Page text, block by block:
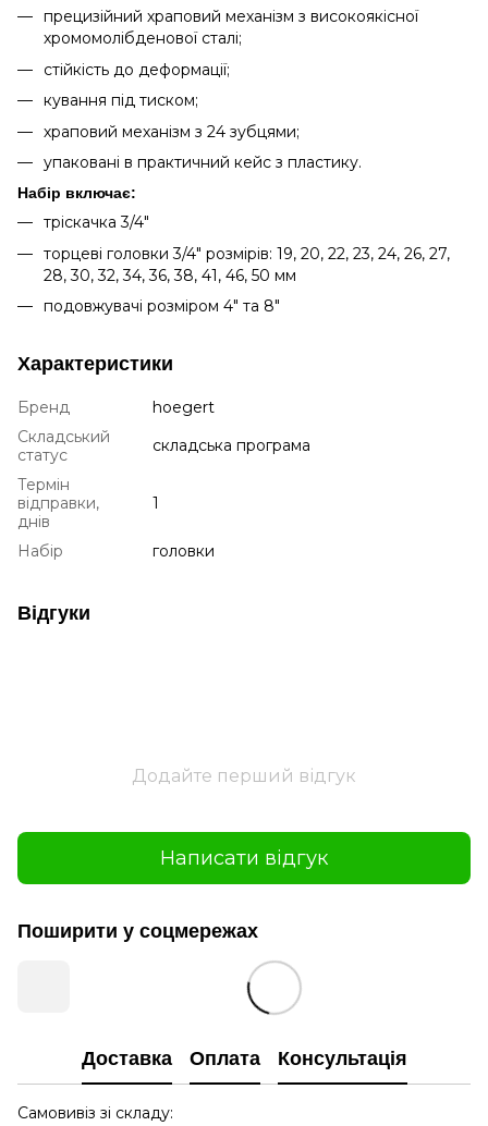
прецизійний храповий механізм з високоякісної
хромомолібденової сталі;
стійкість до деформації;
кування під тиском;
храповий механізм з 24 зубцями;
упаковані в практичний кейс з пластику.
Набір включає:
тріскачка 3/4"
торцеві головки 3/4" розмірів: 19, 20, 22, 23, 24, 26, 27,
28, 30, 32, 34, 36, 38, 41, 46, 50 мм
подовжувачі розміром 4" та 8"
Характеристики
Бренд
hoegert
Складський
статус
складська програма
Термін
відправки,
днів
1
Набір головки
Відгуки
Додайте перший відгук
Написати відгук
Поширити у соцмережах
Доставка Оплата Консультація
Самовивіз зі складу: